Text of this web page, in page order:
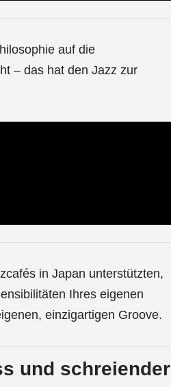
auf die
– das hat den Jazz zur
in Japan unterstützten,
Ihres eigenen
einzigartigen Groove.
und schreiender